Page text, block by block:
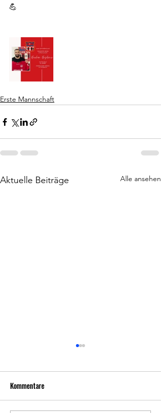
💪
Erste Mannschaft
Aktuelle Beiträge Alle ansehen
Kommentare